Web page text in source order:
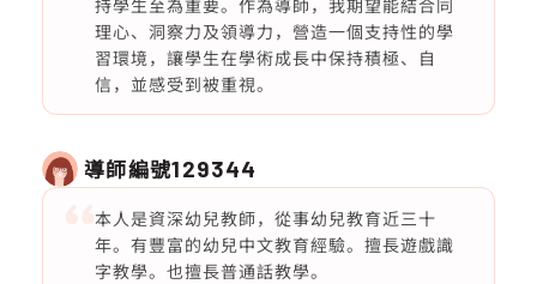
持學生至為重要。作為導師，我期望能結合同
理心、洞察力及領導力，營造一個支持性的學
習環境，讓學生在學術成長中保持積極、自
信，並感受到被重視。
導師編號129344
本人是資深幼兒教師，從事幼兒教育近三十
年。有豐富的幼兒中文教育經驗。擅長遊戲識
字教學。也擅長普通話教學。